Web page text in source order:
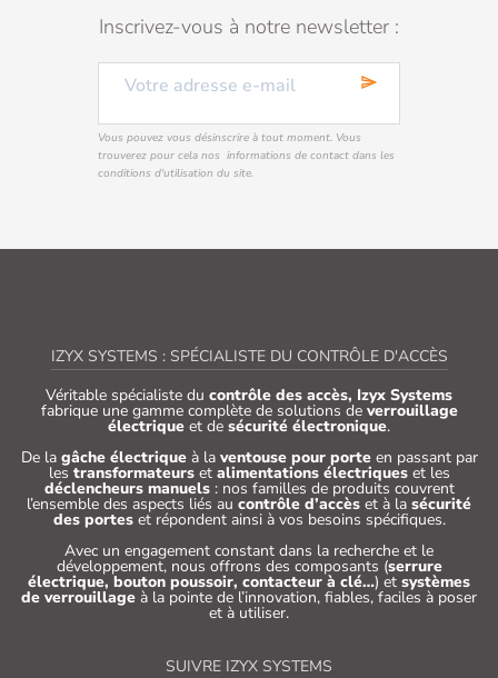
Inscrivez-vous à notre newsletter :
send
Vous pouvez vous désinscrire à tout moment. Vous
trouverez pour cela nos informations de contact dans les
conditions d'utilisation du site.
IZYX SYSTEMS : SPÉCIALISTE DU CONTRÔLE D'ACCÈS
Véritable spécialiste du contrôle des accès, Izyx Systems
fabrique une gamme complète de solutions de verrouillage
électrique et de sécurité électronique.
De la gâche électriqueà la ventouse pour porteen passant par
les transformateurset alimentations électriqueset les
déclencheurs manuels: nos familles de produits couvrent
l’ensemble des aspects liés au contrôle d’accès et à la sécurité
des porteset répondent ainsi à vos besoins spécifiques.
Avec un engagement constant dans la recherche et le
développement, nous offrons des composants (serrure
électrique, bouton poussoir, contacteur à clé…) et systèmes
de verrouillage à la pointe de l’innovation, fiables, faciles à poser
et à utiliser.
SUIVRE IZYX SYSTEMS